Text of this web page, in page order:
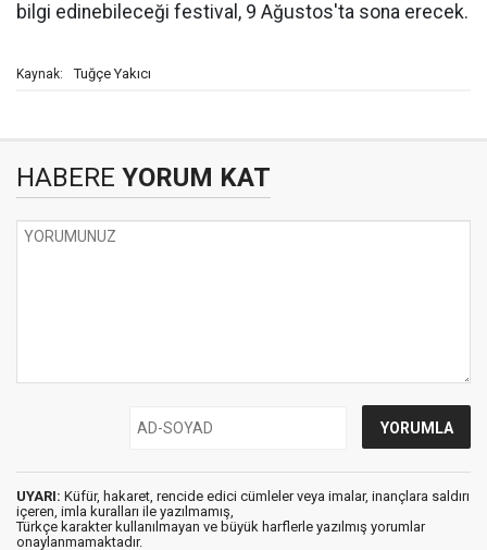
bilgi edinebileceği festival, 9 Ağustos'ta sona erecek.
Kaynak: Tuğçe Yakıcı
HABERE YORUM KAT
UYARI: Küfür, hakaret, rencide edici cümleler veya imalar, inançlara saldırı
içeren, imla kuralları ile yazılmamış,
Türkçe karakter kullanılmayan ve büyük harflerle yazılmış yorumlar
onaylanmamaktadır.